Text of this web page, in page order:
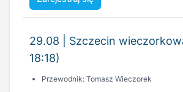
29.08 | Szczecin
18:18)
Przewodnik: Tomasz Wieczorek